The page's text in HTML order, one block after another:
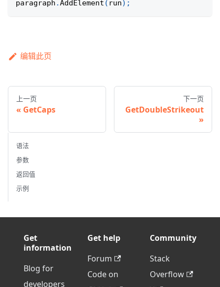
paragraph .AddElement ( run) ;
编辑此页
上一页
GetCaps
下一页
GetDoubleStrikeout
语法
参数
返回值
示例
Get
information
Blog for
developers
Get help
Forum
Code on
Community
Stack
Overflow